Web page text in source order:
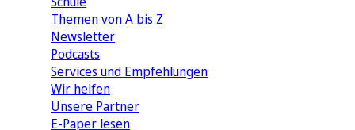
Themen von A bis Z
Newsletter
Podcasts
Services und Empfehlungen
Wir helfen
Unsere Partner
E-Paper lesen